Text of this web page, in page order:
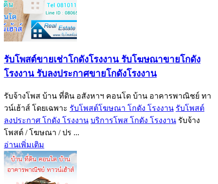
รับโพสต์ขายเช่าโกดังโรงงาน รับโฆษณาขายโกดัง
โรงงาน รับลงประกาศขายโกดังโรงงาน
รับจ้างโพส บ้าน ที่ดิน อสังหาฯ คอนโด บ้าน อาคารพาณิชย์ ทา
วน์เฮ้าส์ โดยเฉพาะ รับโพสต์โฆษณา โกดัง โรงงาน รับโพสต์
ลงประกาศ โกดัง โรงงาน บริการโพส โกดัง โรงงาน รับจ้าง
โพสต์ / โฆษณา / ปร ...
อ่านเพิ่มเติม